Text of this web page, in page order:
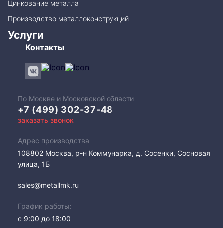
Цинкование металла
Производство металлоконструкций
Услуги
Контакты
По Москве и Московской области
+7 (499) 302-37-48
заказать звонок
Адрес производства
108802​ Москва, р-н Коммунарка, д. Сосенки, Сосновая
улица, 1Б
sales@metallmk.ru
График работы:
с 9:00 до 18:00